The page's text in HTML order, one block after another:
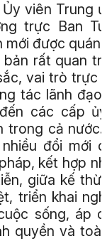
viên Trung
trực Ban
mới được quán
rất quan
vai trò trực
tác lãnh
các cấp
trong cả nước.
đổi mới
kết hợp
giữa kế
triển khai
sống, áp
quyền và